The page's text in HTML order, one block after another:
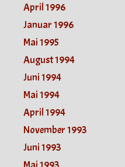
April 1996
Januar 1996
Mai 1995
August 1994
Juni 1994
Mai 1994
April 1994
November 1993
Juni 1993